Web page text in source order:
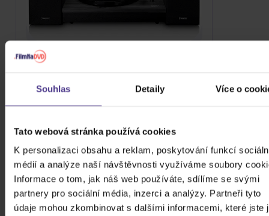
Souhlas Detaily Více o
Tato webová stránka používá cookies
K personalizaci obsahu a reklam, poskytování funkcí
médií a analýze naší návštěvnosti využíváme soubory
Informace o tom, jak náš web používáte, sdílíme se svými
partnery pro sociální média, inzerci a analýzy. Partneři tyto
údaje mohou zkombinovat s dalšími informacemi, které jste
Skladem
DO KOŠÍKU
7. LENCO LS-500BK